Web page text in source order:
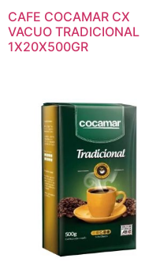
CAFE COCAMAR CX
VACUO TRADICIONAL
1X20X500GR